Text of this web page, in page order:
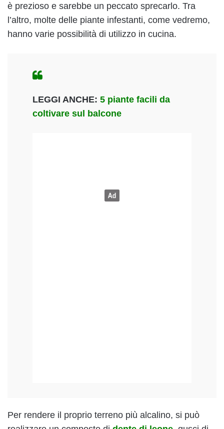
è prezioso e sarebbe un peccato sprecarlo. Tra
l’altro, molte delle piante infestanti, come vedremo,
hanno varie possibilità di utilizzo in cucina.
LEGGI ANCHE: 5 piante facili da
coltivare sul balcone
Per rendere il proprio terreno più alcalino, si può